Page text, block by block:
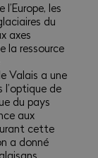
les
du
axes
la ressource
Valais a une
de
du pays
aux
cette
a donné